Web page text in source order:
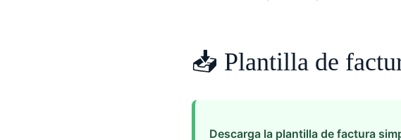
📥 Plantilla de
Descarga la plantilla de factura